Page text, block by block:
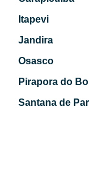
Itapevi
Jandira
Osasco
Pirapora do
Santana de